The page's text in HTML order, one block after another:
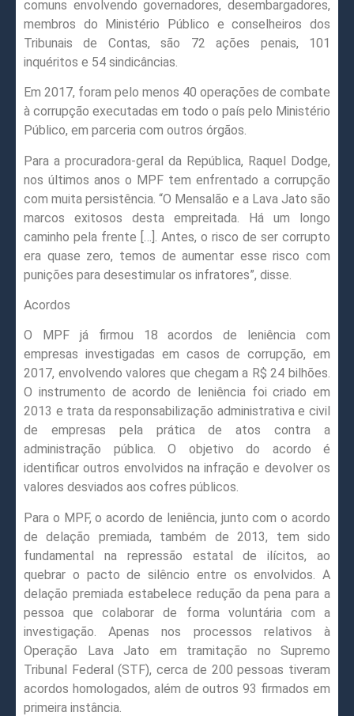
comuns envolvendo governadores, desembargadores,
membros do Ministério Público e conselheiros dos
Tribunais de Contas, são 72 ações penais, 101
inquéritos e 54 sindicâncias.
Em 2017, foram pelo menos 40 operações de combate
à corrupção executadas em todo o país pelo Ministério
Público, em parceria com outros órgãos.
Para a procuradora-geral da República, Raquel Dodge,
nos últimos anos o MPF tem enfrentado a corrupção
com muita persistência. “O Mensalão e a Lava Jato são
marcos exitosos desta empreitada. Há um longo
caminho pela frente […]. Antes, o risco de ser corrupto
era quase zero, temos de aumentar esse risco com
punições para desestimular os infratores”, disse.
Acordos
O MPF já firmou 18 acordos de leniência com
empresas investigadas em casos de corrupção, em
2017, envolvendo valores que chegam a R$ 24 bilhões.
O instrumento de acordo de leniência foi criado em
2013 e trata da responsabilização administrativa e civil
de empresas pela prática de atos contra a
administração pública. O objetivo do acordo é
identificar outros envolvidos na infração e devolver os
valores desviados aos cofres públicos.
Para o MPF, o acordo de leniência, junto com o acordo
de delação premiada, também de 2013, tem sido
fundamental na repressão estatal de ilícitos, ao
quebrar o pacto de silêncio entre os envolvidos. A
delação premiada estabelece redução da pena para a
pessoa que colaborar de forma voluntária com a
investigação. Apenas nos processos relativos à
Operação Lava Jato em tramitação no Supremo
Tribunal Federal (STF), cerca de 200 pessoas tiveram
acordos homologados, além de outros 93 firmados em
primeira instância.